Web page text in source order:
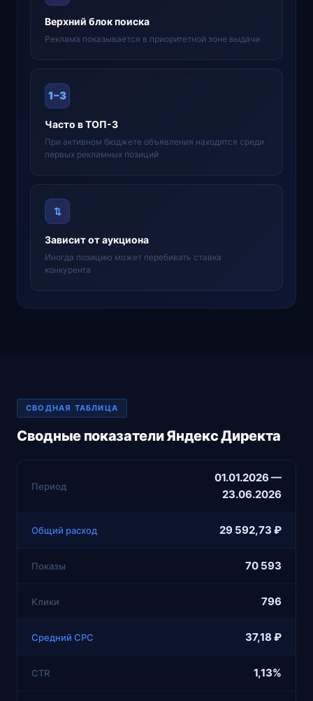
Верхний блок поиска
Реклама показывается в приоритетной зоне выдачи
1–3
Часто в ТОП-3
При активном бюджете объявления находятся среди
первых рекламных позиций
⇅
Зависит от аукциона
Иногда позицию может перебивать ставка
конкурента
СВОДНАЯ ТАБЛИЦА
Сводные показатели Яндекс Директа
Период
01.01.2026 —
23.06.2026
Общий расход 29 592,73 ₽
Показы 70 593
Клики 796
Средний CPC 37,18 ₽
CTR 1,13%